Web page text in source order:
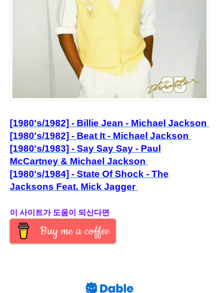
[1980's/1982] - Billie Jean - Michael Jackson
[1980's/1982] - Beat It - Michael Jackson
[1980's/1983] - Say Say Say - Paul
McCartney & Michael Jackson
[1980's/1984] - State Of Shock - The
Jacksons Feat. Mick Jagger
이 사이트가 도움이 되신다면
Buy me a coffee